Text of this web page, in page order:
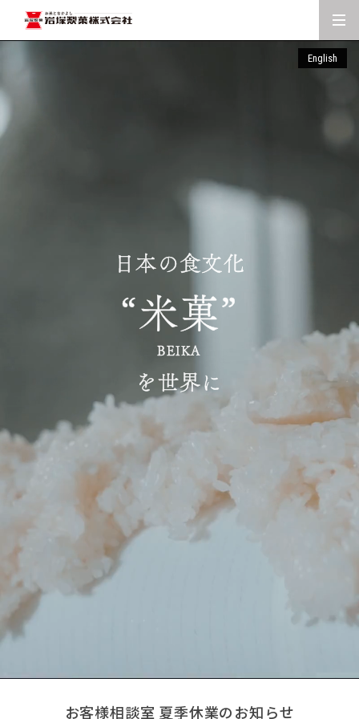
English
日本の食文化
“米菓”
を世界に
お客様相談室 夏季休業のお知らせ